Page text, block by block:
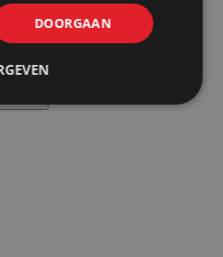
DOORGAAN